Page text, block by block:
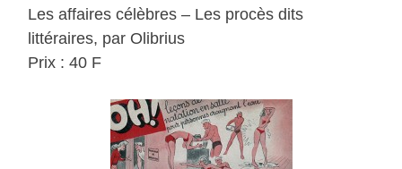
Les affaires célèbres – Les procès dits
littéraires, par Olibrius
Prix : 40 F